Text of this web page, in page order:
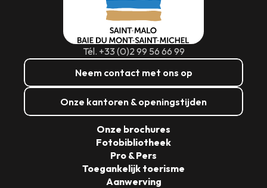
Tél. +33 (0)2 99 56 66 99
Neem contact met ons op
Onze kantoren & openingstijden
Onze brochures
Fotobibliotheek
Pro & Pers
Toegankelijk toerisme
Aanwerving